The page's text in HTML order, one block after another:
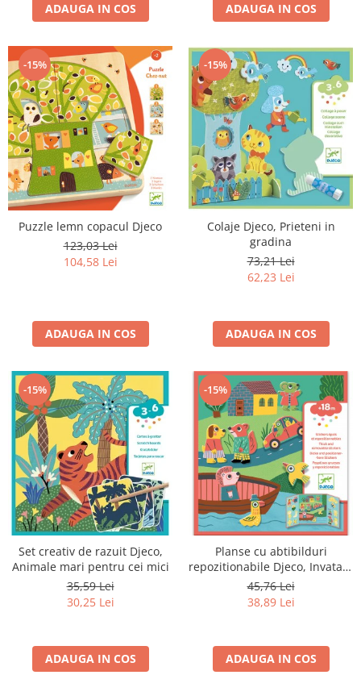
ADAUGA IN COS ADAUGA IN COS
-15%
Puzzle lemn copacul Djeco
123,03 Lei
104,58 Lei
ADAUGA IN COS
-15%
Colaje Djeco, Prieteni in
gradina
73,21 Lei
62,23 Lei
ADAUGA IN COS
-15%
Set creativ de razuit Djeco,
Animale mari pentru cei mici
35,59 Lei
30,25 Lei
ADAUGA IN COS
-15%
Planse cu abtibilduri
repozitionabile Djeco, Invatam
ce facem in natura
45,76 Lei
38,89 Lei
ADAUGA IN COS